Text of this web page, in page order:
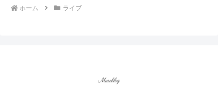
ホーム ライブ